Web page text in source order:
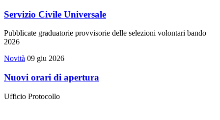
Servizio Civile Universale
Pubblicate graduatorie provvisorie delle selezioni volontari bando
2026
Novità 09 giu 2026
Nuovi orari di apertura
Ufficio Protocollo